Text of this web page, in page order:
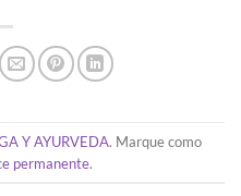
Y AYURVEDA. Marque como
permanente.